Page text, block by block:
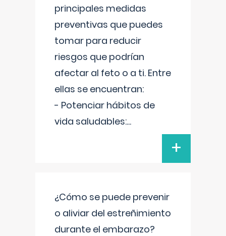
principales medidas
preventivas que puedes
tomar para reducir
riesgos que podrían
afectar al feto o a ti. Entre
ellas se encuentran:
- Potenciar hábitos de
vida saludables:...
+
¿Cómo se puede prevenir
o aliviar del estreñimiento
durante el embarazo?